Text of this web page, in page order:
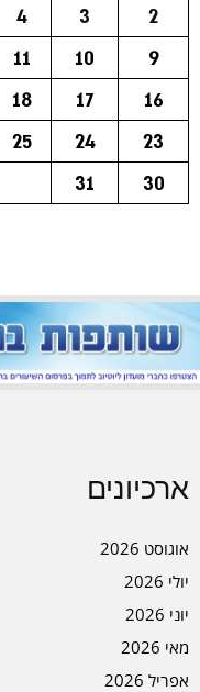
2
3
4
9
10
11
16
17
18
23
24
25
30
31
ארכיונים
אוגוסט 2026
יולי 2026
יוני 2026
מאי 2026
אפריל 2026